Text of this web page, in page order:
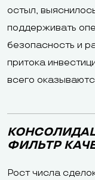
остыл,
поддерживать
безопасность и
притока
всего
ФИЛЬТР
Рост числа